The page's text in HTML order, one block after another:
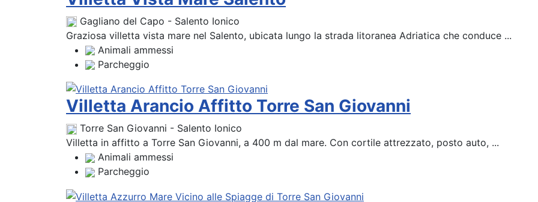
Gagliano del Capo - Salento Ionico
Graziosa villetta vista mare nel Salento, ubicata lungo la strada litoranea Adriatica che conduce ...
Animali ammessi
Parcheggio
Villetta Arancio Affitto Torre San Giovanni
Torre San Giovanni - Salento Ionico
Villetta in affitto a Torre San Giovanni, a 400 m dal mare. Con cortile attrezzato, posto auto, ...
Animali ammessi
Parcheggio